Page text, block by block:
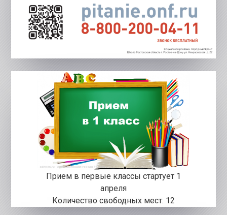
Прием в первые классы стартует 1
апреля
Количество свободных мест: 12